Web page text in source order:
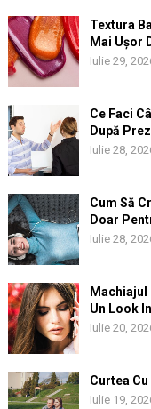
Textura
Mai Ușor
Iulie 29,
Ce Faci
După
Iulie 28,
Cum Să
Doar
Iulie 28,
Un Look
Iulie 20,
Curtea
Iulie 19,